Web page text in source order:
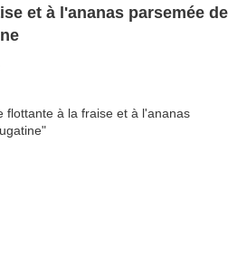
et à l'ananas parsemée de